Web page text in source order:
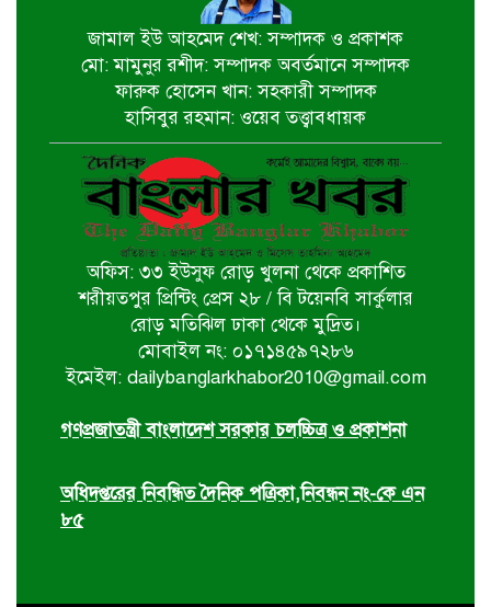
পাইকগাছায় জুলাই গণঅভ্যুত্থান দিবস
পালিত
বটিয়াঘাটায় জুলাই গণঅভ্যুত্থান দিবস
উপলক্ষ্যে পুরস্কার বিতরণ ও সভা অনুষ্ঠিত
দিঘলিয়ায় ট্রাক চাপায় নিহতের ঘটনায়
ঘাতক ট্রাক চালককে গ্রেফতার করেছে
র‍্যাব-৬
ঘোড়াঘাট পৌর বিএনপির উদ্যোগে ৫ই
জামাল ইউ আহমেদ শেখ: সম্পাদক ও প্রকাশক
মো: মামুনুর রশীদ: সম্পাদক অবর্তমানে সম্পাদক
ফারুক হোসেন খান: সহকারী সম্পাদক
হাসিবুর রহমান: ওয়েব তত্ত্বাবধায়ক
অফিস: ৩৩ ইউসুফ রোড় খুলনা থেকে প্রকাশিত
শরীয়তপুর প্রিন্টিং প্রেস ২৮ / বি টয়েনবি সার্কুলার
রোড় মতিঝিল ঢাকা থেকে মুদ্রিত।
মোবাইল নং: ০১৭১৪৫৯৭২৮৬
ইমেইল: dailybanglarkhabor2010@gmail.com
গণপ্রজাতন্ত্রী বাংলাদেশ সরকার চলচ্চিত্র ও প্রকাশনা
অধিদপ্তরের নিবন্ধিত দৈনিক পত্রিকা,নিবন্ধন নং-কে এন
৮৫